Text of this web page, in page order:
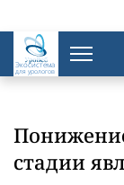
Экосистема
для урологов
стадии